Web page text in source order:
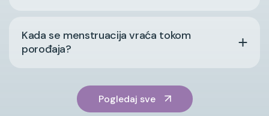
Kada se menstruacija vraća tokom
porođaja?
Pogledaj sve